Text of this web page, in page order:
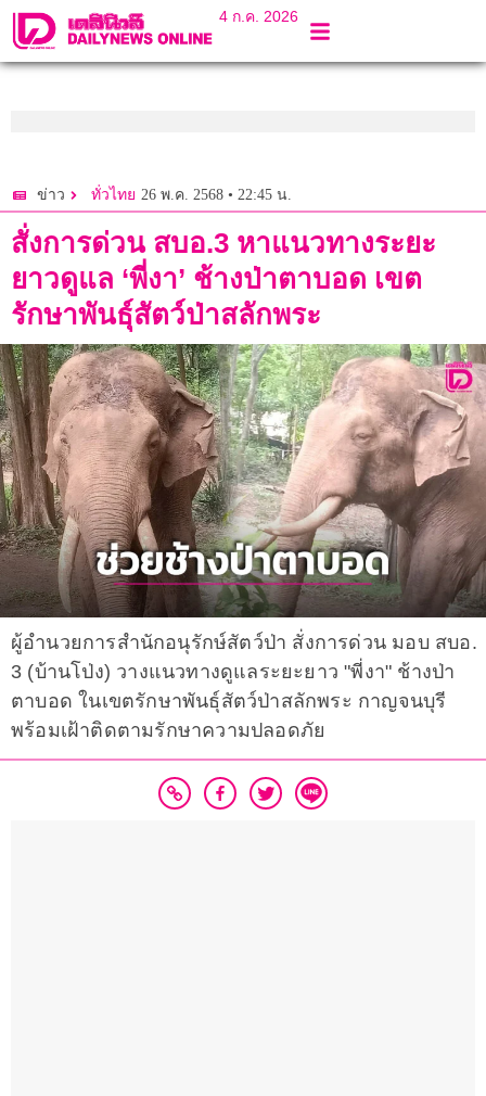
4 ก.ค. 2026
ข่าว ทั่วไทย 26 พ.ค. 2568 • 22:45 น.
สั่งการด่วน สบอ.3 หาแนวทางระยะ
ยาวดูแล ‘พี่งา’ ช้างป่าตาบอด เขต
รักษาพันธุ์สัตว์ป่าสลักพระ
ผู้อำนวยการสำนักอนุรักษ์สัตว์ป่า สั่งการด่วน มอบ สบอ.
3 (บ้านโป่ง) วางแนวทางดูแลระยะยาว "พี่งา" ช้างป่า
ตาบอด ในเขตรักษาพันธุ์สัตว์ป่าสลักพระ กาญจนบุรี
พร้อมเฝ้าติดตามรักษาความปลอดภัย